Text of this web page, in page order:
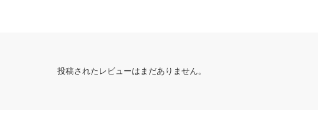
投稿されたレビューはまだありません。